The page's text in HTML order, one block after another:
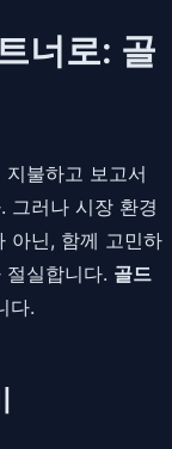
너로: 골
불하고 보고서
그러나 시장 환경
아닌, 함께 고민하
실합니다. 골드
다.